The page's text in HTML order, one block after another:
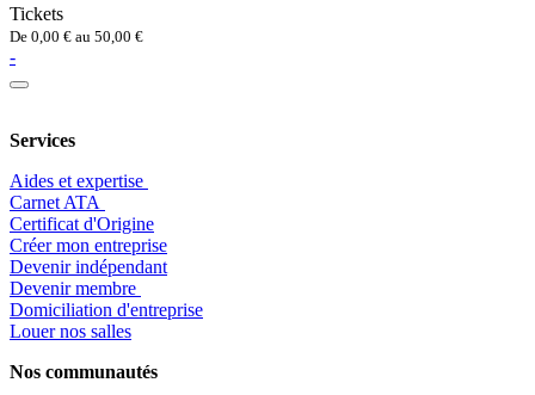
Tickets
De 0,00 € au 50,00 €
-
Services
Aides et expertise
​Carnet ATA
Certificat d'Origine
Créer mon entreprise
Devenir indépendant
Devenir membre
​Domiciliation d'entreprise
Louer nos salles
Nos communautés